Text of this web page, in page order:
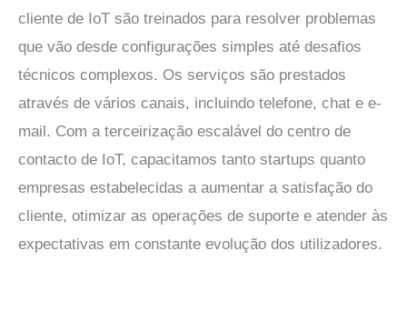
cliente de IoT são treinados para resolver problemas
que vão desde configurações simples até desafios
técnicos complexos. Os serviços são prestados
através de vários canais, incluindo telefone, chat e e-
mail. Com a terceirização escalável do centro de
contacto de IoT, capacitamos tanto startups quanto
empresas estabelecidas a aumentar a satisfação do
cliente, otimizar as operações de suporte e atender às
expectativas em constante evolução dos utilizadores.